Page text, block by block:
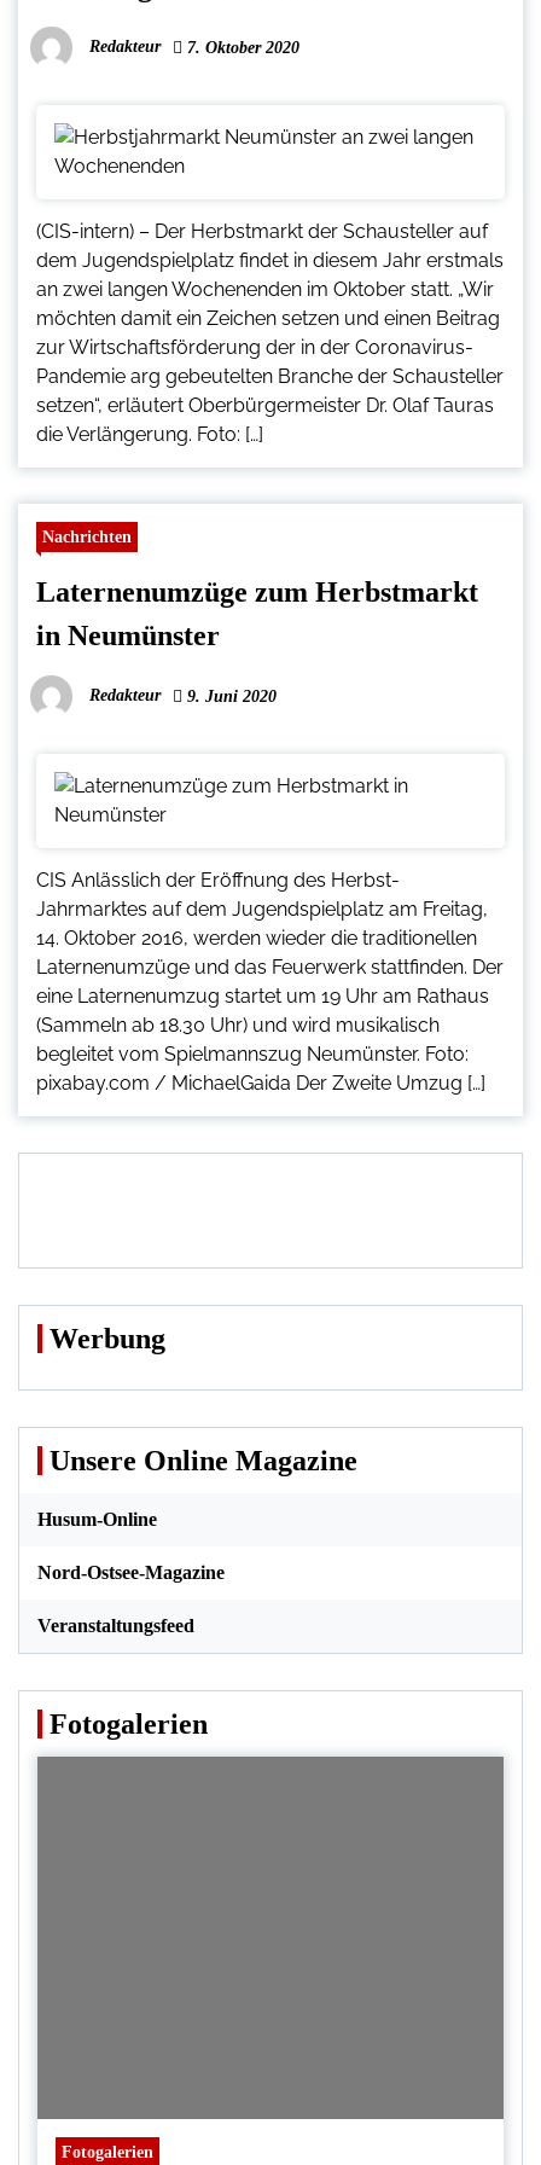
Redakteur 7. Oktober 2020
(CIS-intern) – Der Herbstmarkt der Schausteller auf
dem Jugendspielplatz findet in diesem Jahr erstmals
an zwei langen Wochenenden im Oktober statt. „Wir
möchten damit ein Zeichen setzen und einen Beitrag
zur Wirtschaftsförderung der in der Coronavirus-
Pandemie arg gebeutelten Branche der Schausteller
setzen“, erläutert Oberbürgermeister Dr. Olaf Tauras
die Verlängerung. Foto: […]
Nachrichten
Laternenumzüge zum Herbstmarkt
in Neumünster
Redakteur 9. Juni 2020
CIS Anlässlich der Eröffnung des Herbst-
Jahrmarktes auf dem Jugendspielplatz am Freitag,
14. Oktober 2016, werden wieder die traditionellen
Laternenumzüge und das Feuerwerk stattfinden. Der
eine Laternenumzug startet um 19 Uhr am Rathaus
(Sammeln ab 18.30 Uhr) und wird musikalisch
begleitet vom Spielmannszug Neumünster. Foto:
pixabay.com / MichaelGaida Der Zweite Umzug […]
Werbung
Unsere Online Magazine
Husum-Online
Nord-Ostsee-Magazine
Veranstaltungsfeed
Fotogalerien
Fotogalerien